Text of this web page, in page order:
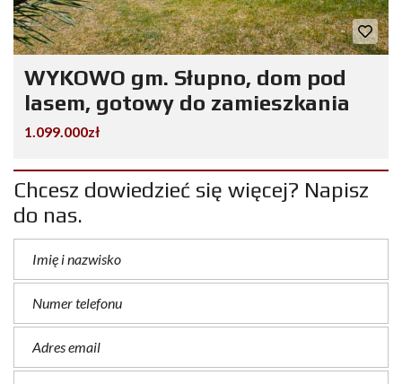
WYKOWO gm. Słupno, dom pod
lasem, gotowy do zamieszkania
1.099.000zł
Chcesz dowiedzieć się więcej? Napisz
do nas.